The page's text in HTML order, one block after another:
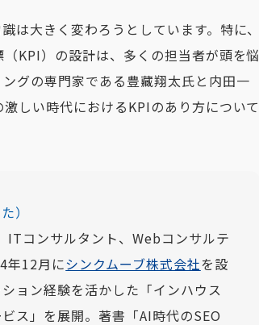
は大きく変わろうとしています。特に、
KPI）の設計は、多くの担当者が頭を悩
グの専門家である豊藏翔太氏と内田一
しい時代におけるKPIのあり方について
）
ITコンサルタント、Webコンサルテ
年12月にシンクムーブ株式会社を設
ョン経験を活かした「インハウス
ス」を展開。著書「AI時代のSEO